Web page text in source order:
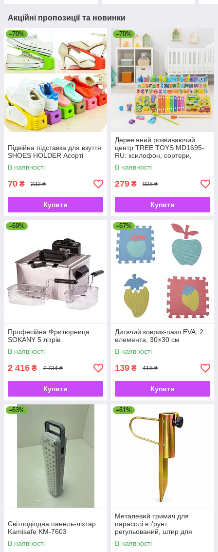
Акційні пропозиції та новинки
–70%
Підвійна підставка для взуття
SHOES HOLDER Асорті
В наявності
70 ₴ 232 ₴
Купити
–70%
Дерев'яний розвиваючий
центр TREE TOYS MD1695-
RU: ксилофон, сортери,
рибальство, 10 рибок
В наявності
279 ₴ 928 ₴
Купити
–69%
Професійна Фритюрниця
SOKANY 5 літрів
В наявності
2 416 ₴ 7 734 ₴
Купити
–67%
Дитячий коврик-пазл EVA, 2
елемента, 30×30 см
В наявності
139 ₴ 418 ₴
Купити
–63%
Світлодіодна панель-ліхтар
Kamisafe KM-7603
В наявності
–61%
Металевий тримач для
парасолі в ґрунт
регульований, штир для
садової парасолі з
фіксатором
В наявності